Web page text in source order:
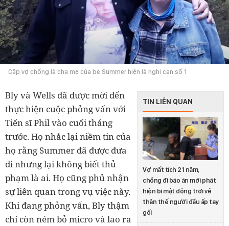
Cặp vợ chồng là cha mẹ của bé Summer hiện là nghi can số 1
TIN LIÊN QUAN
Vợ mất tích 21 năm,
chồng đi báo án mới phát
hiện bí mật động trời về
thân thế người đầu ấp tay
gối
Bly và Wells đã được mời đến
thực hiện cuộc phỏng vấn với
Tiến sĩ Phil vào cuối tháng
trước. Họ nhắc lại niềm tin của
họ rằng Summer đã được đưa
đi nhưng lại không biết thủ
phạm là ai. Họ cũng phủ nhận
sự liên quan trong vụ việc này.
Khi đang phỏng vấn, Bly thậm
chí còn ném bỏ micro và lao ra